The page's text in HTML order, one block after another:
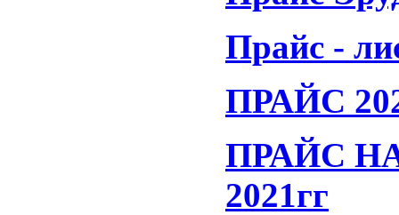
Прайс -
ПРАЙС
ПРАЙС
2021гг